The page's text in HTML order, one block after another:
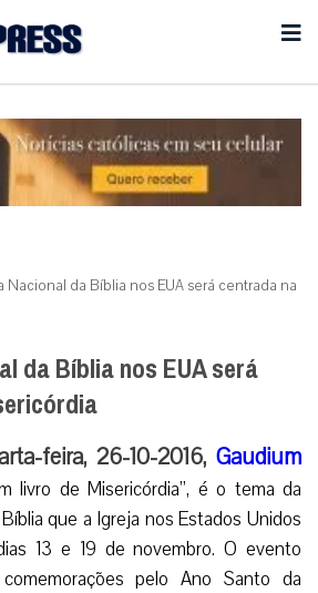
Nacional da Bíblia nos EUA será centrada na
da Bíblia nos EUA será
feira, 26-10-2016, Gaudium
livro de Misericórdia”, é o tema da
que a Igreja nos Estados Unidos
13 e 19 de novembro. O evento
pelo Ano Santo da